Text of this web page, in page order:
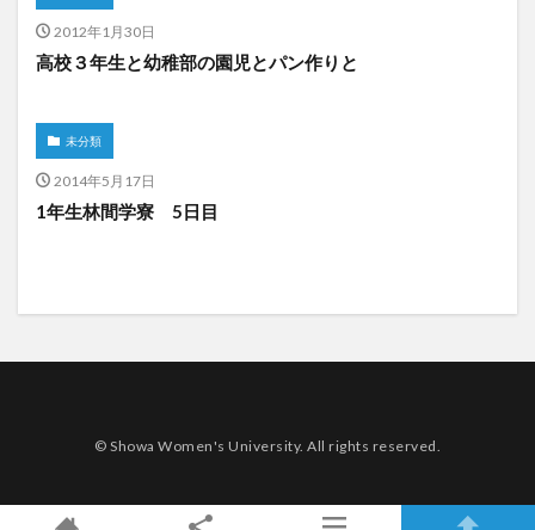
2012年1月30日
高校３年生と幼稚部の園児とパン作りと
未分類
2014年5月17日
1年生林間学寮 5日目
© Showa Women's University. All rights reserved.